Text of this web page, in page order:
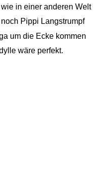
in einer anderen Welt
Pippi Langstrumpf
um die Ecke kommen
wäre perfekt.